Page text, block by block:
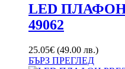
LED ПЛАФОН
49062
25.05€ (49.00 лв.)
БЪРЗ ПРЕГЛЕД